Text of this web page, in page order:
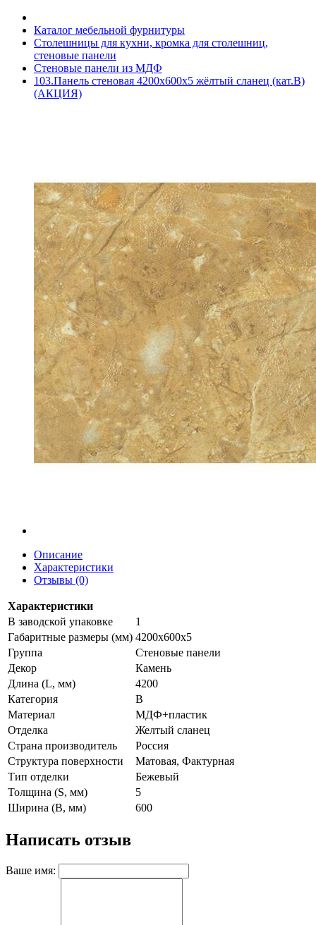
Каталог мебельной фурнитуры
Столешницы для кухни, кромка для столешниц,
стеновые панели
Стеновые панели из МДФ
103.Панель стеновая 4200х600х5 жёлтый сланец (кат.B)
(АКЦИЯ)
Описание
Характеристики
Отзывы (0)
Характеристики
В заводской упаковке
1
Габаритные размеры (мм) 4200x600x5
Группа
Стеновые панели
Декор
Камень
Длина (L, мм)
4200
Категория
B
Материал
МДФ+пластик
Отделка
Желтый сланец
Страна производитель
Россия
Структура поверхности
Матовая, Фактурная
Тип отделки
Бежевый
Толщина (S, мм)
5
Ширина (B, мм)
600
Написать отзыв
Ваше имя: